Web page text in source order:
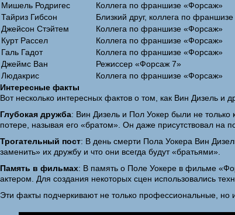
Мишель Родригес
Коллега по франшизе «Форсаж»
Тайриз Гибсон
Близкий друг, коллега по
Джейсон Стэйтем
Коллега по франшизе «Форсаж»
Курт Рассел
Коллега по франшизе «Форсаж»
Галь Гадот
Коллега по франшизе «Форсаж»
Джеймс Ван
Режиссер «Форсаж 7»
Людакрис
Коллега по франшизе «Форсаж»
Интересные факты
Вот несколько интересных фактов о том, как Вин Дизель и
Глубокая дружба: Вин Дизель и Пол Уокер были не только
потере, называя его «братом». Он даже присутствовал на
Трогательный пост: В день смерти Пола Уокера Вин
заменить» их дружбу и что они всегда будут «братьями».
Память в фильмах: В память о Поле Уокере в фильме
актером. Для создания некоторых сцен использовались
Эти факты подчеркивают не только профессиональные, но